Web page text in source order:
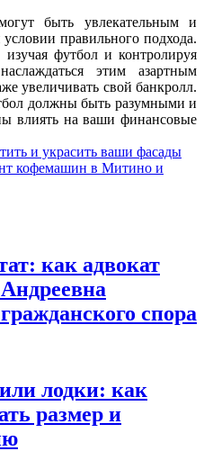
быть увлекательным и
правильного подхода.
футбол и контролируя
этим азартным
увеличивать свой банкролл.
должны быть разумными и
влиять на ваши финансовые
и украсить ваши фасады
кофемашин в Митино и
как адвокат
спора
лодки: как
размер и